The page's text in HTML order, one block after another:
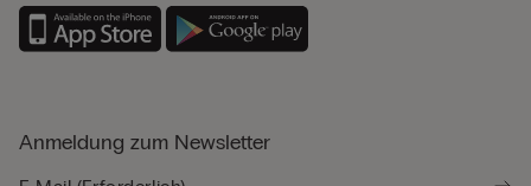
Anmeldung zum Newsletter